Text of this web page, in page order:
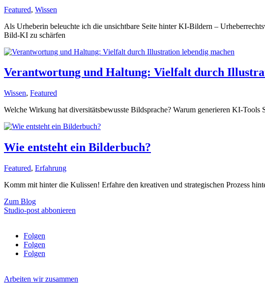
Featured, Wissen
Als Urheberin beleuchte ich die unsichtbare Seite hinter KI-Bildern –
Bild-KI zu schärfen
Verantwortung und Haltung: Vielfalt durch
Wissen, Featured
Welche Wirkung hat diversitätsbewusste Bildsprache? Warum generieren KI-
Wie entsteht ein Bilderbuch?
Featured, Erfahrung
Komm mit hinter die Kulissen! Erfahre den kreativen und strategischen Prozess
Zum Blog
Studio-post abbonieren
Folgen
Folgen
Folgen
Arbeiten wir zusammen